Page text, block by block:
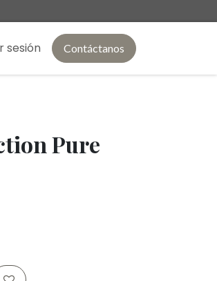
sesión Contáctanos
Pure